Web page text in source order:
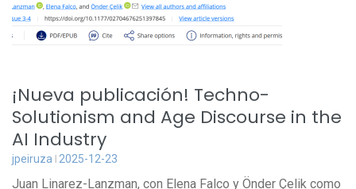
¡Nueva publicación! Techno-
Solutionism and Age Discourse in the
AI Industry
jpeiruza 2025-12-23
Juan Linarez-Lanzman, con Elena Falco y Önder Çelik como